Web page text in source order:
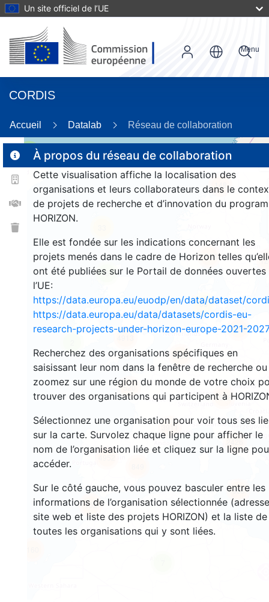
Un site officiel de l’UE
CORDIS
Menu
Accueil Datalab Réseau de collaboration
À propos du réseau de collaboration
Cette visualisation affiche la localisation des
organisations et leurs collaborateurs dans le
de projets de recherche et d’innovation du
HORIZON.
Elle est fondée sur les indications concernant les
projets menés dans le cadre de Horizon telles
ont été publiées sur le Portail de données ouvertes
l’UE:
https://data.europa.eu/euodp/en/data/dataset/
https://data.europa.eu/data/datasets/cordis-eu-
research-projects-under-horizon-europe-2021-2027
Recherchez des organisations spécifiques en
saisissant leur nom dans la fenêtre de recherche ou
zoomez sur une région du monde de votre choix
trouver des organisations qui participent à
Sélectionnez une organisation pour voir tous ses
sur la carte. Survolez chaque ligne pour afficher le
nom de l’organisation liée et cliquez sur la ligne
accéder.
Sur le côté gauche, vous pouvez basculer entre les
informations de l’organisation sélectionnée
site web et liste des projets HORIZON) et la liste de
toutes les organisations qui y sont liées.
338
102
6
86
1318
3551
520
11647
3911
2426
8998